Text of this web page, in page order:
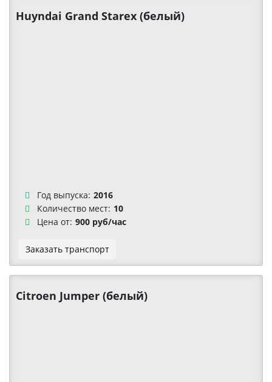
Huyndai Grand Starex (белый)
Год выпуска: 2016
Количество мест: 10
Цена от: 900 руб/час
Заказать транспорт
Citroen Jumper (белый)